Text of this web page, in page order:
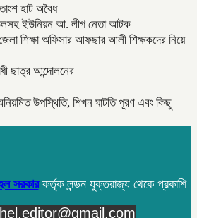
হাট অবৈধ
ইউনিয়ন আ. লীগ নেতা আটক
শিক্ষা অফিসার আফছার আলী শিক্ষকদের নিয়ে
ছাত্র আন্দোলনের
উপস্থিতি, শিখন ঘাটতি পূরণ এবং কিছু
সরকারকর্তৃক লন্ডন যুক্তরাজ্য থেকে প্রকাশি